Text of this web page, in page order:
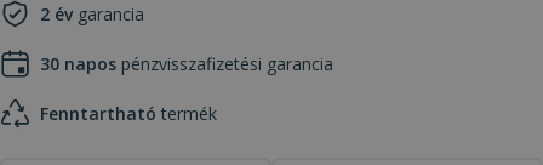
2 évgarancia
30 napos pénzvisszafizetési garancia
Fenntartható termék